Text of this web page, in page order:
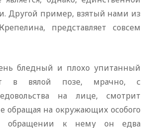
Другой пример, взятый нами из
представляет совсем
бледный и плохо упитанный
в вялой позе, мрачно, с
на лице, смотрит
обращая на окружающих особого
обращении к нему он едва